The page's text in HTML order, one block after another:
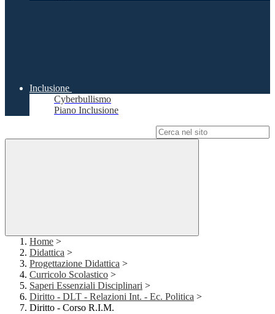
Inclusione
Cyberbullismo
Piano Inclusione
Home >
Didattica >
Progettazione Didattica >
Curricolo Scolastico >
Saperi Essenziali Disciplinari >
Diritto - DLT - Relazioni Int. - Ec. Politica >
Diritto - Corso R.I.M.